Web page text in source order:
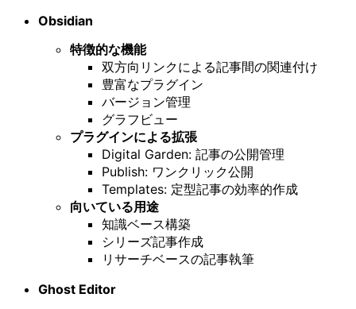
Obsidian
特徴的な機能
双方向リンクによる記事間の関連付け
豊富なプラグイン
バージョン管理
グラフビュー
プラグインによる拡張
Digital Garden: 記事の公開管理
Publish: ワンクリック公開
Templates: 定型記事の効率的作成
向いている用途
知識ベース構築
シリーズ記事作成
リサーチベースの記事執筆
Ghost Editor